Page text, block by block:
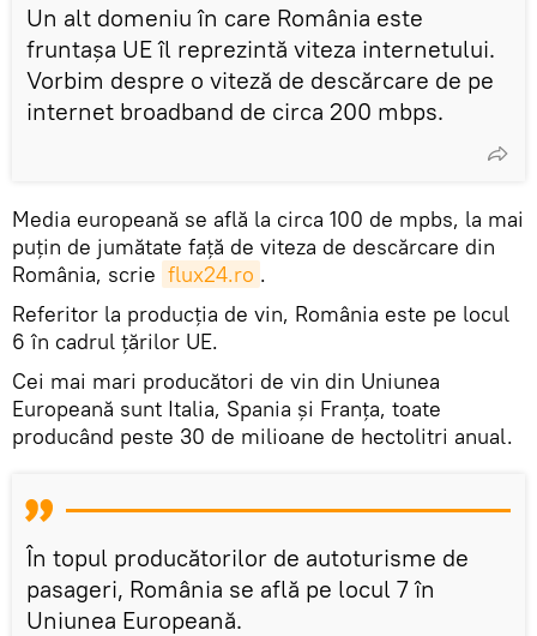
Un alt domeniu în care România este
fruntașa UE îl reprezintă viteza internetului.
Vorbim despre o viteză de descărcare de pe
internet broadband de circa 200 mbps.
Media europeană se află la circa 100 de mpbs, la mai
puţin de jumătate faţă de viteza de descărcare din
România, scrie flux24.ro .
Referitor la producția de vin, România este pe locul
6 în cadrul țărilor UE.
Cei mai mari producători de vin din Uniunea
Europeană sunt Italia, Spania şi Franţa, toate
producând peste 30 de milioane de hectolitri anual.
În topul producătorilor de autoturisme de
pasageri, România se află pe locul 7 în
Uniunea Europeană.